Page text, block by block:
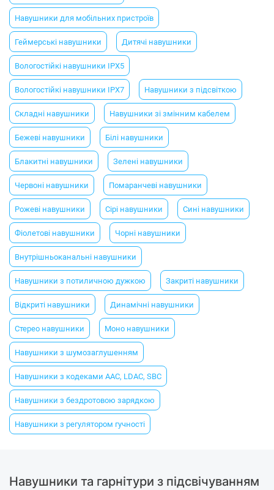
Навушники для мобільних пристроїв
Геймерські навушники Дитячі навушники
Вологостійкі навушники IPX5
Вологостійкі навушники IPX7 Навушники з підсвіткою
Складні навушники Навушники зі змінним кабелем
Бежеві навушники Білі навушники
Блакитні навушники Зелені навушники
Червоні навушники Помаранчеві навушники
Рожеві навушники Сірі навушники Сині навушники
Фіолетові навушники Чорні навушники
Внутрішньоканальні навушники
Навушники з потиличною дужкою Закриті навушники
Відкриті навушники Динамічні навушники
Стерео навушники Моно навушники
Навушники з шумозаглушенням
Навушники з кодеками AAC, LDAC, SBC
Навушники з бездротовою зарядкою
Навушники з регулятором гучності
Навушники та гарнітури з підсвічуванням